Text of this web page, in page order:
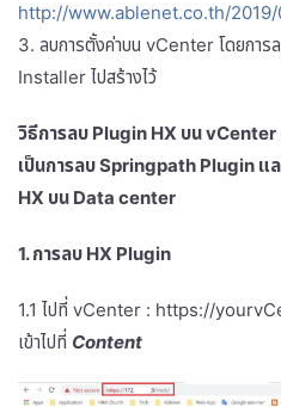
http://www.ablenet.co.th/
3. ลบการตั้งค่าบน vCenter โดยกา
Installer ไปสร้างไว้
วิธีการลบ Plugin HX บน vCenter
เป็นการลบ Springpath Plugin แ
HX บน Data center
1. การลบ HX Plugin
1.1 ไปที่ vCenter : https://
เข้าไปที่ Content